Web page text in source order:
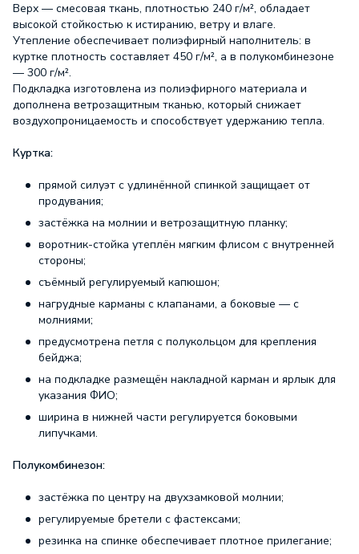
Верх — смесовая ткань, плотностью 240 г/м², обладает
высокой стойкостью к истиранию, ветру и влаге.
Утепление обеспечивает полиэфирный наполнитель: в
куртке плотность составляет 450 г/м², а в полукомбинезоне
— 300 г/м².
Подкладка изготовлена из полиэфирного материала и
дополнена ветрозащитным тканью, который снижает
воздухопроницаемость и способствует удержанию тепла.
Куртка:
прямой силуэт с удлинённой спинкой защищает от
продувания;
застёжка на молнии и ветрозащитную планку;
воротник-стойка утеплён мягким флисом с внутренней
стороны;
съёмный регулируемый капюшон;
нагрудные карманы с клапанами, а боковые — с
молниями;
предусмотрена петля с полукольцом для крепления
бейджа;
на подкладке размещён накладной карман и ярлык для
указания ФИО;
ширина в нижней части регулируется боковыми
липучками.
Полукомбинезон:
застёжка по центру на двухзамковой молнии;
регулируемые бретели с фастексами;
резинка на спинке обеспечивает плотное прилегание;